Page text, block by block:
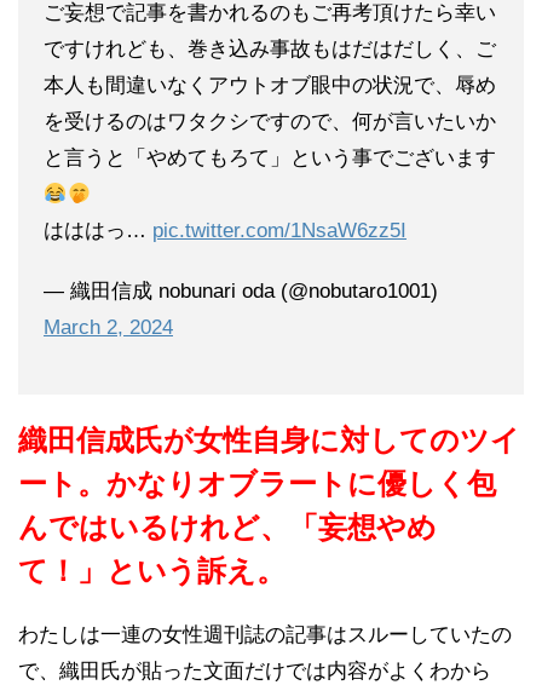
ご妄想で記事を書かれるのもご再考頂けたら幸い
ですけれども、巻き込み事故もはだはだしく、ご
本人も間違いなくアウトオブ眼中の状況で、辱め
を受けるのはワタクシですので、何が言いたいか
と言うと「やめてもろて」という事でございます
はははっ… pic.twitter.com/1NsaW6zz5I
— 織田信成 nobunari oda (@nobutaro1001)
March 2, 2024
織田信成氏が女性自身に対してのツイ
ート。かなりオブラートに優しく包
んではいるけれど、「妄想やめ
て！」という訴え。
わたしは一連の女性週刊誌の記事はスルーしていたの
で、織田氏が貼った文面だけでは内容がよくわから